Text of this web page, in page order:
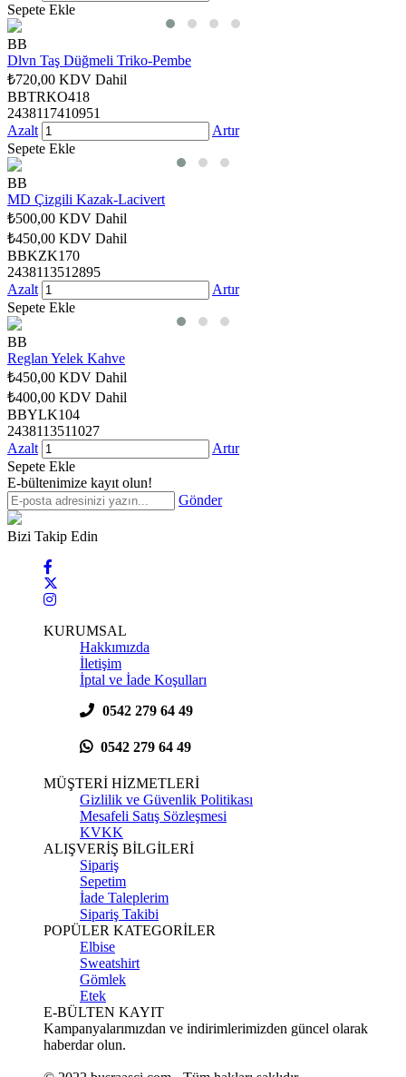
Sepete Ekle
BB
Dlvn Taş Düğmeli Triko-Pembe
₺720,00 KDV Dahil
BBTRKO418
2438117410951
Azalt
Artır
Sepete Ekle
BB
MD Çizgili Kazak-Lacivert
₺500,00 KDV Dahil
₺450,00 KDV Dahil
BBKZK170
2438113512895
Azalt
Artır
Sepete Ekle
BB
Reglan Yelek Kahve
₺450,00 KDV Dahil
₺400,00 KDV Dahil
BBYLK104
2438113511027
Azalt
Artır
Sepete Ekle
E-bültenimize kayıt olun!
Gönder
Bizi Takip Edin
KURUMSAL
Hakkımızda
İletişim
İptal ve İade Koşulları
0542 279 64 49
0542 279 64 49
MÜŞTERİ HİZMETLERİ
Gizlilik ve Güvenlik Politikası
Mesafeli Satış Sözleşmesi
KVKK
ALIŞVERİŞ BİLGİLERİ
Sipariş
Sepetim
İade Taleplerim
Sipariş Takibi
POPÜLER KATEGORİLER
Elbise
Sweatshirt
Gömlek
Etek
E-BÜLTEN KAYIT
Kampanyalarımızdan ve indirimlerimizden güncel olarak
haberdar olun.